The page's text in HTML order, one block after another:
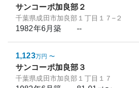
サンコーポ加良部２
千葉県成田市加良部１丁目１７−２
1982年6月築 --
1,123万円 〜
サンコーポ加良部３
千葉県成田市加良部１丁目１７